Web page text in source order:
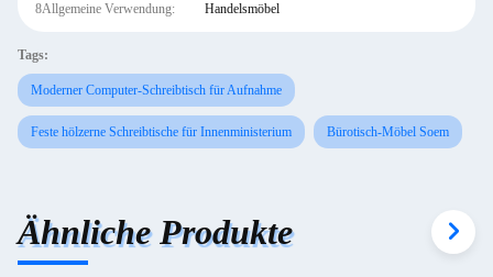
8Allgemeine Verwendung: Handelsmöbel
Tags:
Moderner Computer-Schreibtisch für Aufnahme
Feste hölzerne Schreibtische für Innenministerium Bürotisch-Möbel Soem
Ähnliche Produkte